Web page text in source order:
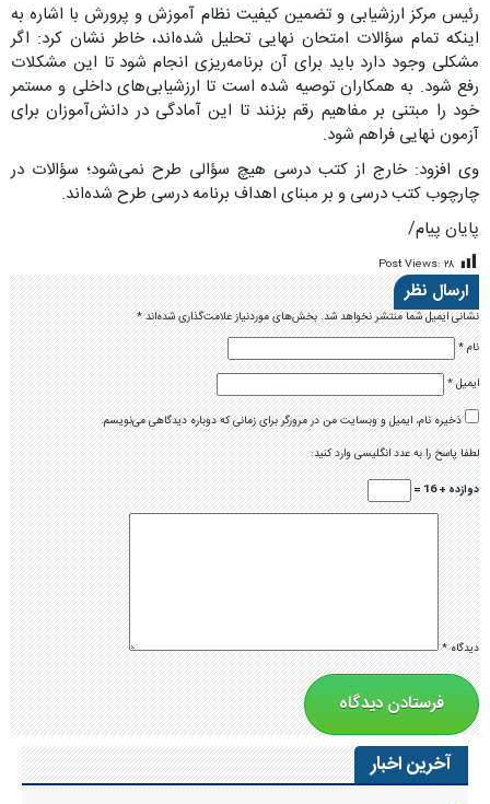
رئیس مرکز ارزشیابی و تضمین کیفیت نظام آموزش و پرورش با اشاره به
اینکه تمام سؤالات امتحان نهایی تحلیل شده‌اند، خاطر نشان کرد: اگر
مشکلی وجود دارد باید برای آن برنامه‌ریزی انجام شود تا این مشکلات
رفع شود. به همکاران توصیه شده است تا ارزشیابی‌های داخلی و مستمر
خود را مبتنی بر مفاهیم رقم بزنند تا این آمادگی در دانش‌آموزان برای
آزمون نهایی فراهم شود.
وی افزود: خارج از کتب درسی هیچ سؤالی طرح نمی‌شود؛ سؤالات در
چارچوب کتب درسی و بر مبنای اهداف برنامه درسی طرح شده‌اند.
پایان پیام/
Post Views: ۲۸
ارسال نظر
نشانی ایمیل شما منتشر نخواهد شد.بخش‌های موردنیاز علامت‌گذاری شده‌اند*
نام*
ایمیل*
ذخیره نام، ایمیل و وبسایت من در مرورگر برای زمانی که دوباره دیدگاهی می‌نویسم.
لطفا پاسخ را به عدد انگلیسی وارد کنید:
دوازده + 16 =
دیدگاه*
آخرین اخبار